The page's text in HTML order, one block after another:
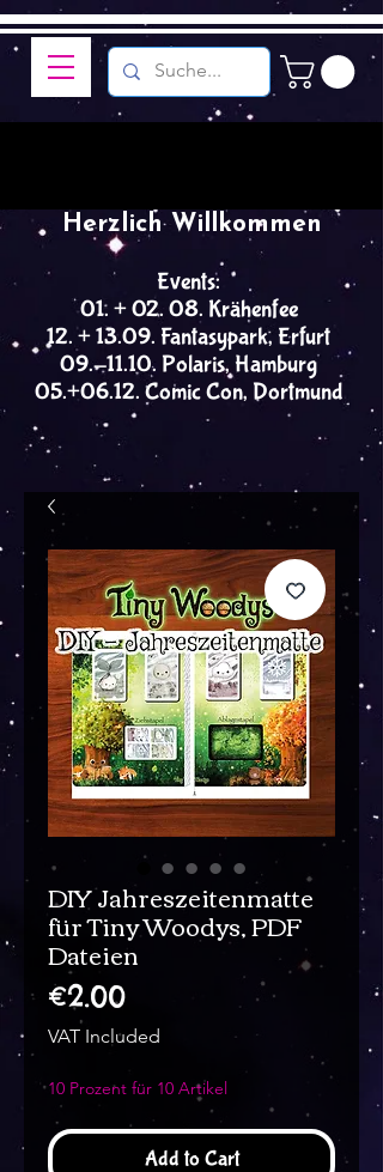
Events:
01. + 02. 08. Krähenfee
12. + 13.09. Fantasypark, Erfurt
09.-11.10. Polaris, Hamburg
05.+06.12. Comic Con, Dortmund
Herzlich Willkommen
DIY Jahreszeitenmatte
für Tiny Woodys, PDF
Dateien
€2.00Price
VAT Included
10 Prozent für 10 Artikel
Add to Cart